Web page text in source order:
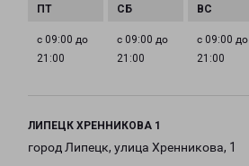
с 09:00 до
21:00
с 09:00 до
21:00
с 09:00 до
21:00
ЛИПЕЦК ХРЕННИКОВА 1
город Липецк, улица Хренникова, 1